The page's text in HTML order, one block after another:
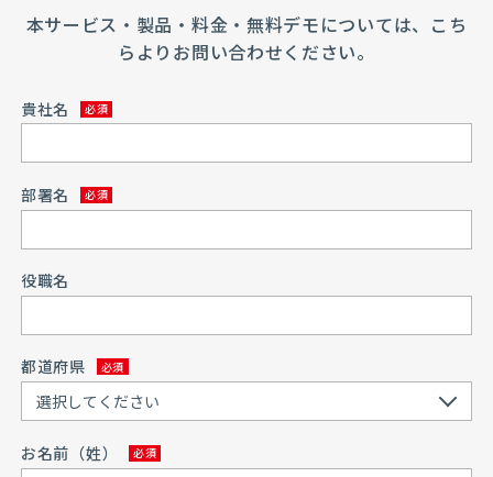
本サービス・製品・料金・無料デモについては、こち
らよりお問い合わせください。
貴社名
部署名
役職名
都道府県
お名前（姓）